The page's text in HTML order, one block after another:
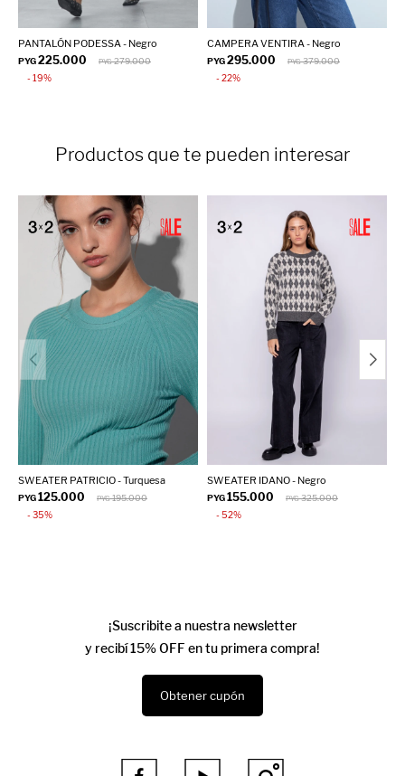
PANTALÓN PODESSA - Negro
PYG225.000 PYG 279.000
19
CAMPERA VENTIRA - Negro
PYG295.000 PYG 379.000
22
Productos que te pueden interesar
SWEATER PATRICIO - Turquesa
PYG125.000 PYG 195.000
35
SWEATER IDANO - Negro
PYG155.000 PYG 325.000
52
¡Suscribite a nuestra newsletter
y recibí 15% OFF en tu primera compra!
Obtener cupón